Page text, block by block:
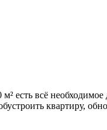
всё необходимое
квартиру,